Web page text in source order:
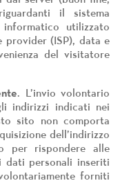
il sistema
utilizzato
provider (ISP), data e
del visitatore
. L’invio volontario
indirizzi indicati nei
sito non comporta
dell’indirizzo
per rispondere alle
dati personali inseriti
forniti